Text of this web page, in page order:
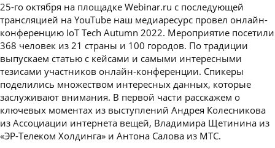
25-го октября на площадке Webinar.ru с последующей
трансляцией на YouTube наш медиаресурс провел онлайн-
конференцию IoT Tech Autumn 2022. Мероприятие посетили
368 человек из 21 страны и 100 городов. По традиции
выпускаем статью с кейсами и самыми интересными
тезисами участников онлайн-конференции. Спикеры
поделились множеством интересных данных, которые
заслуживают внимания. В первой части расскажем о
ключевых моментах из выступлений Андрея Колесникова
из Ассоциации интернета вещей, Владимира Щетинина из
«ЭР-Телеком Холдинга» и Антона Салова из МТС.